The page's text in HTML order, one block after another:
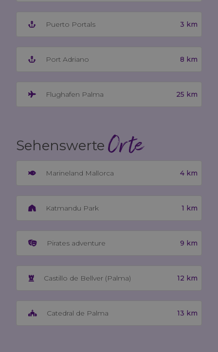
Puerto Portals 3 km
Port Adriano 8 km
Flughafen Palma 25 km
Sehenswerte Orte
Marineland Mallorca 4 km
Katmandu Park 1 km
Pirates adventure 9 km
Castillo de Bellver (Palma) 12 km
Catedral de Palma 13 km